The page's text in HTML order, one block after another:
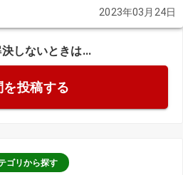
続きを見る
2023年03月24日
しないときは...
を投稿する
ゴリから探す